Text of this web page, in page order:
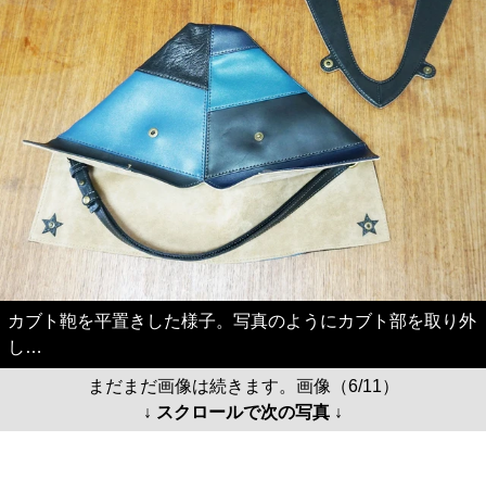
カブト鞄を平置きした様子。写真のようにカブト部を取り外
し…
まだまだ画像は続きます。画像（6/11）
↓ スクロールで次の写真 ↓